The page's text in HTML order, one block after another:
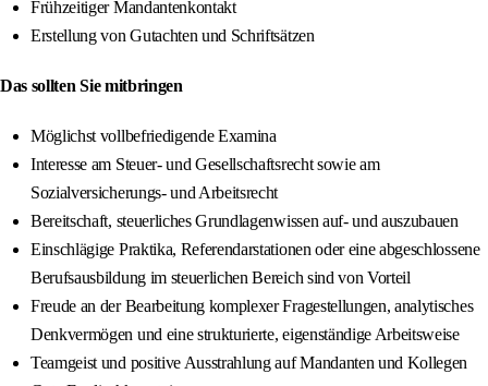
Frühzeitiger Mandantenkontakt
Erstellung von Gutachten und Schriftsätzen
Das sollten Sie mitbringen
Möglichst vollbefriedigende Examina
Interesse am Steuer- und Gesellschaftsrecht sowie am
Sozialversicherungs- und Arbeitsrecht
Bereitschaft, steuerliches Grundlagenwissen auf- und auszubauen
Einschlägige Praktika, Referendarstationen oder eine abgeschlossene
Berufsausbildung im steuerlichen Bereich sind von Vorteil
Freude an der Bearbeitung komplexer Fragestellungen, analytisches
Denkvermögen und eine strukturierte, eigenständige Arbeitsweise
Teamgeist und positive Ausstrahlung auf Mandanten und Kollegen